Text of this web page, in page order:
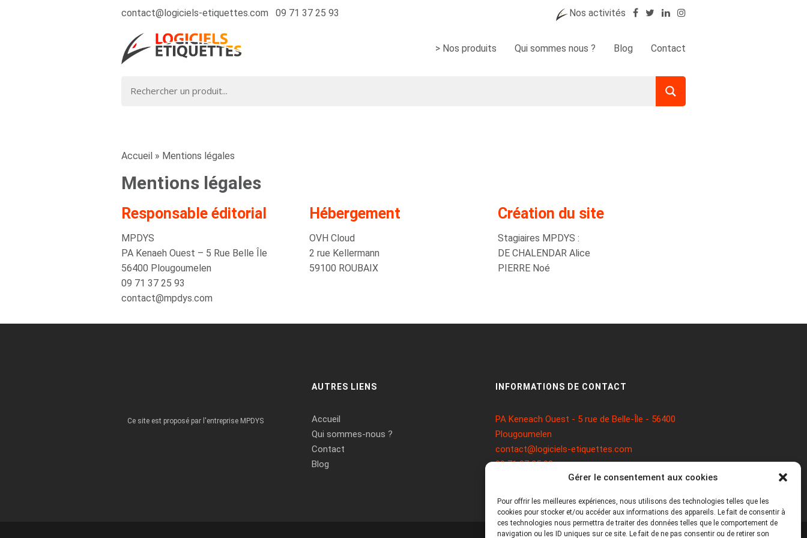
Gérer le consentement aux cookies
Pour offrir les meilleures expériences, nous utilisons des technologies telles que les
cookies pour stocker et/ou accéder aux informations des appareils. Le fait de consentir à
ces technologies nous permettra de traiter des données telles que le comportement de
navigation ou les ID uniques sur ce site. Le fait de ne pas consentir ou de retirer son
contact@logiciels-etiquettes.com 09 71 37 25 93 Nos activités
> Nos produits Qui sommes nous ? Blog Contact
Accueil » Mentions légales
Mentions légales
Responsable éditorial
MPDYS
PA Kenaeh Ouest – 5 Rue Belle Île
56400 Plougoumelen
09 71 37 25 93
contact@mpdys.com
Hébergement
OVH Cloud
2 rue Kellermann
59100 ROUBAIX
Création du site
Stagiaires MPDYS :
DE CHALENDAR Alice
PIERRE Noé
Ce site est proposé par l'entreprise MPDYS
AUTRES LIENS
Accueil
Qui sommes-nous ?
Contact
Blog
INFORMATIONS DE CONTACT
PA Keneach Ouest - 5 rue de Belle-Île - 56400
Plougoumelen
contact@logiciels-etiquettes.com
09 71 37 25 93